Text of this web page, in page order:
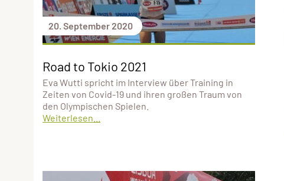
20. September 2020
Road to Tokio 2021
Eva Wutti spricht im Interview über Training in
Zeiten von Covid-19 und ihren großen Traum von
den Olympischen Spielen.
Weiterlesen...